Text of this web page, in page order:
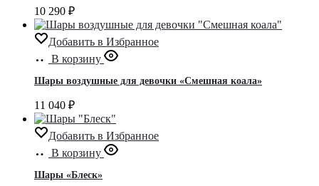
10 290 ₽
Добавить в Избранное
В корзину
Шары воздушные для девочки «Смешная коала»
11 040 ₽
Добавить в Избранное
В корзину
Шары «Блеск»